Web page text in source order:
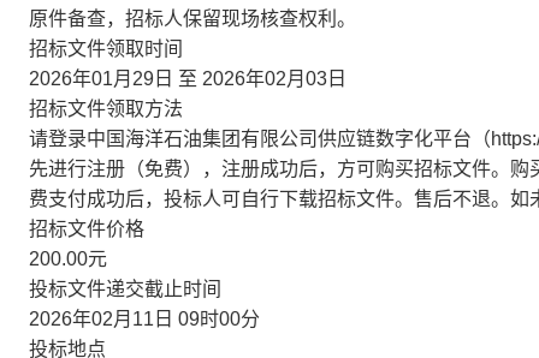
原件备查，招标人保留现场核查权利。
招标文件领取时间
2026年01月29日 至 2026年02月03日
招标文件领取方法
请登录中国海洋石油集团有限公司供应链数字化平台（
先进行注册（免费），注册成功后，方可购买招标文件。
费支付成功后，投标人可自行下载招标文件。售后不退。
招标文件价格
200.00元
投标文件递交截止时间
2026年02月11日 09时00分
投标地点